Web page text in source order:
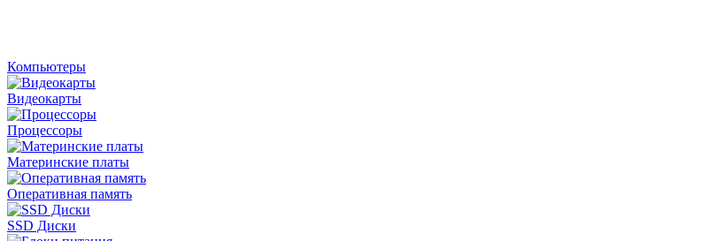
Компьютеры
Видеокарты
Процессоры
Материнские платы
Оперативная память
SSD Диски